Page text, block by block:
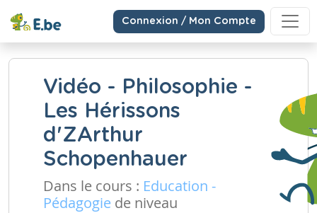
Connexion / Mon Compte
Vidéo - Philosophie -
Les Hérissons
d'ZArthur
Schopenhauer
Dans le cours : Education -
Pédagogie de niveau